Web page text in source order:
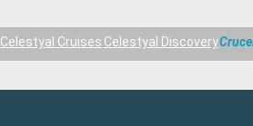
Celestyal Cruises Celestyal Discovery